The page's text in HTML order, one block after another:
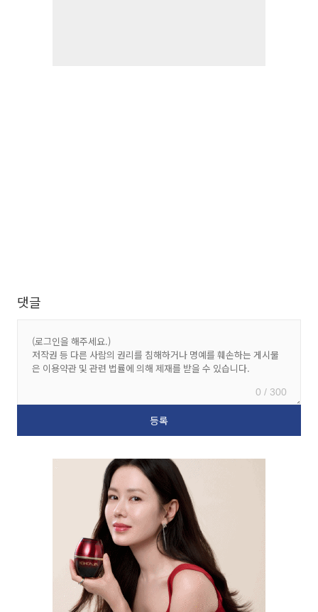
댓글
0 / 300